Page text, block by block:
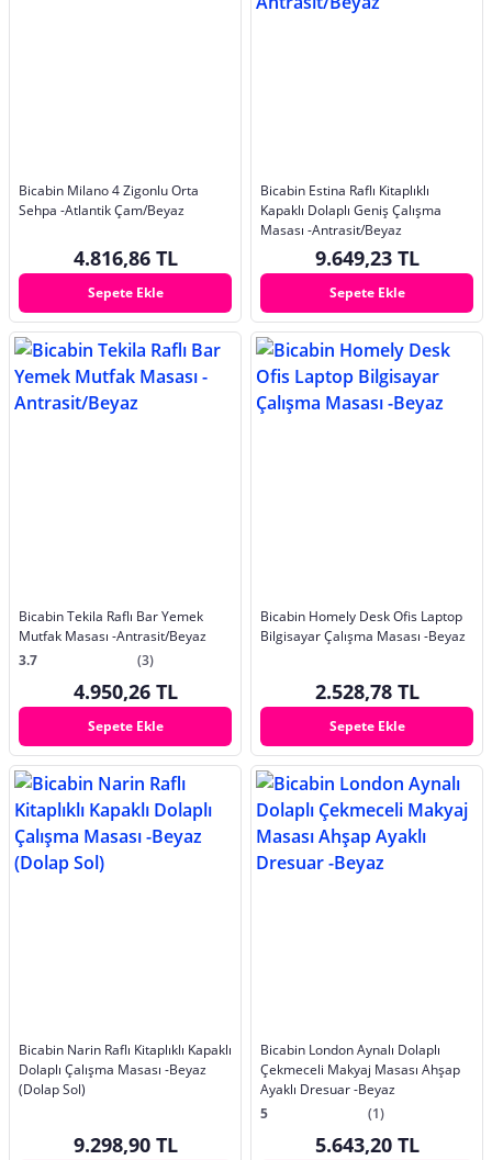
Bicabin Milano 4 Zigonlu Orta
Sehpa -Atlantik Çam/Beyaz
4.816,86 TL
Sepete Ekle
Bicabin Estina Raflı Kitaplıklı
Kapaklı Dolaplı Geniş Çalışma
Masası -Antrasit/Beyaz
9.649,23 TL
Sepete Ekle
Bicabin Tekila Raflı Bar Yemek
Mutfak Masası -Antrasit/Beyaz
3.7
(3)
4.950,26 TL
Sepete Ekle
Bicabin Homely Desk Ofis Laptop
Bilgisayar Çalışma Masası -Beyaz
2.528,78 TL
Sepete Ekle
Bicabin Narin Raflı Kitaplıklı Kapaklı
Dolaplı Çalışma Masası -Beyaz
(Dolap Sol)
9.298,90 TL
Bicabin London Aynalı Dolaplı
Çekmeceli Makyaj Masası Ahşap
Ayaklı Dresuar -Beyaz
5
(1)
5.643,20 TL